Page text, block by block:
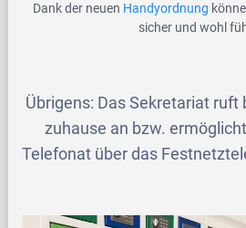
Dank der neuen Handyordnung
sicher und wohl
Übrigens: Das Sekretariat ruft
zuhause an bzw.
Telefonat über das